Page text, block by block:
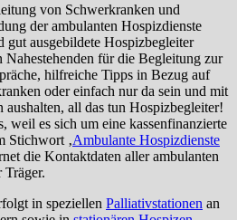
von Schwerkranken und
der ambulanten Hospizdienste
gut ausgebildete Hospizbegleiter
Nahestehenden für die Begleitung zur
hilfreiche Tipps in Bezug auf
oder einfach nur da sein und mit
aushalten, all das tun Hospizbegleiter!
weil es sich um eine kassenfinanzierte
Stichwort ‚Ambulante Hospizdienste
die Kontaktdaten aller ambulanten
Träger.
in speziellen Palliativstationen an